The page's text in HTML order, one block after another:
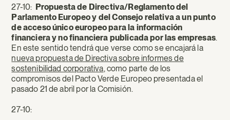
27-10: Propuesta de Directiva/Reglamento del
Parlamento Europeo y del Consejo relativa a un punto
de acceso único europeo para la información
financiera y no financiera publicada por las empresas.
En este sentido tendrá que verse como se encajará la
nueva propuesta de Directiva sobre informes de
sostenibilidad corporativa, como parte de los
compromisos del Pacto Verde Europeo presentada el
pasado 21 de abril por la Comisión.
27-10: